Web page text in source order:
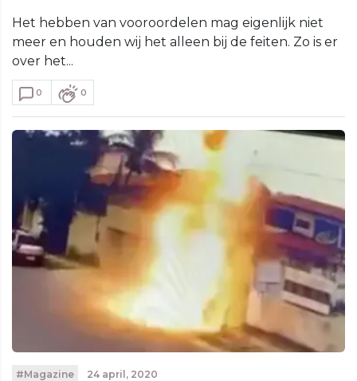
Het hebben van vooroordelen mag eigenlijk niet
meer en houden wij het alleen bij de feiten. Zo is er
over het...
0 0
#Magazine 24 april, 2020